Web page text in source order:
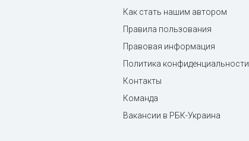
Как стать нашим автором
Правила пользования
Правовая информация
Политика конфиденциальности
Контакты
Команда
Вакансии в РБК-Украина